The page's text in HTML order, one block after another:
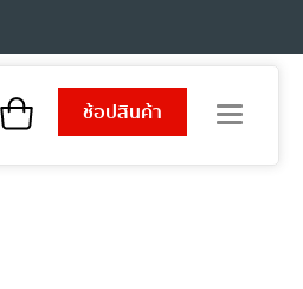
ช้อปสินค้า
T
g